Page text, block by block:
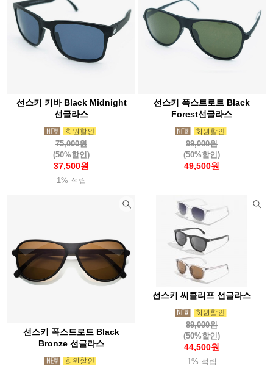
선스키 키바 Black Midnight
선글라스
75,000원
(50%할인)
37,500원
1% 적립
선스키 폭스트로트 Black
Forest선글라스
99,000원
(50%할인)
49,500원
선스키 폭스트로트 Black
Bronze 선글라스
선스키 씨클리프 선글라스
89,000원
(50%할인)
44,500원
1% 적립